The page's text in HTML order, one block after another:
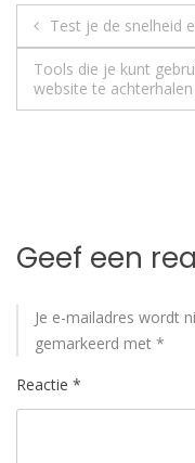
Bericht
navigatie
Test je de snelheid
Tools die je kunt
website te achterhalen
Geef een
Je e-mailadres wordt
gemarkeerd met *
Reactie *